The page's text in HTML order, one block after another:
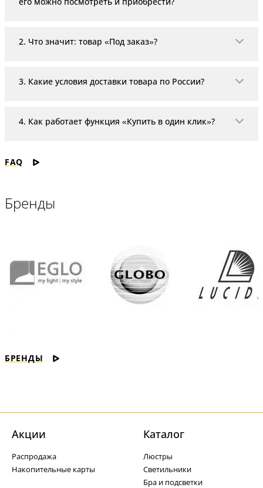
2. Что значит: товар «Под заказ»?
3. Какие условия доставки товара по России?
4. Как работает функция «Купить в один клик»?
FAQ
Бренды
БРЕНДЫ
Акции
Распродажа
Накопительные карты
Каталог
Люстры
Светильники
Бра и подсветки